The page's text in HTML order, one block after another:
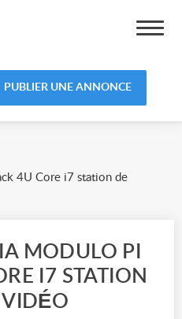
PUBLIER UNE ANNONCE
4U Core i7 station de
MODULO PI
I7 STATION